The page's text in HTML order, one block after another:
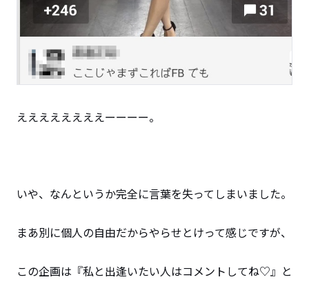
ええええええええーーーー。
いや、なんというか完全に言葉を失ってしまいました。
まあ別に個人の自由だからやらせとけって感じですが、
この企画は『私と出逢いたい人はコメントしてね♡』と